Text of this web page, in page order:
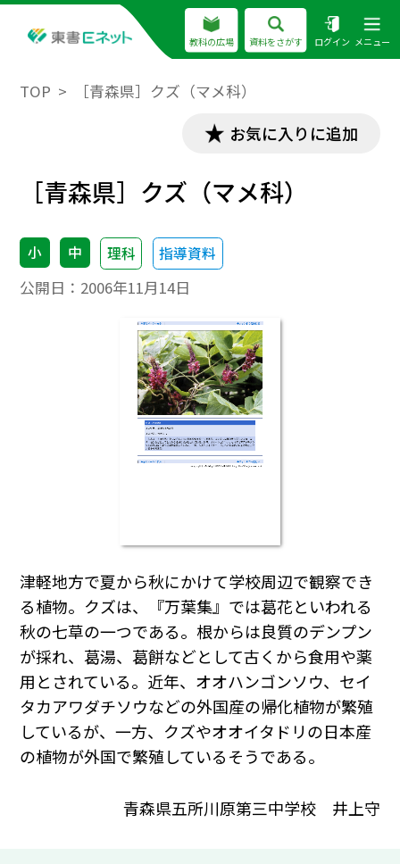
教科の広場 資料をさがす ログイン メニュー
TOP ［青森県］クズ（マメ科）
お気に入りに追加
［青森県］クズ（マメ科）
小 中 理科 指導資料
公開日： 2006年11月14日
津軽地方で夏から秋にかけて学校周辺で観察でき
る植物。クズは、『万葉集』では葛花といわれる
秋の七草の一つである。根からは良質のデンプン
が採れ、葛湯、葛餅などとして古くから食用や薬
用とされている。近年、オオハンゴンソウ、セイ
タカアワダチソウなどの外国産の帰化植物が繁殖
しているが、一方、クズやオオイタドリの日本産
の植物が外国で繁殖しているそうである。
青森県五所川原第三中学校 井上守